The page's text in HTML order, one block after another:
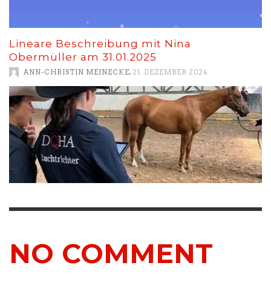
Lineare Beschreibung mit Nina
Obermüller am 31.01.2025
ANN-CHRISTIN MEINECKE, 21. DEZEMBER 2024
NO COMMENT